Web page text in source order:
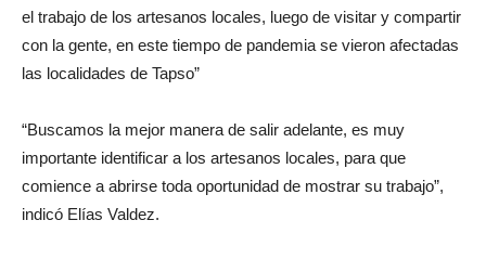
el trabajo de los artesanos locales, luego de visitar y compartir
con la gente, en este tiempo de pandemia se vieron afectadas
las localidades de Tapso”
“Buscamos la mejor manera de salir adelante, es muy
importante identificar a los artesanos locales, para que
comience a abrirse toda oportunidad de mostrar su trabajo”,
indicó Elías Valdez.